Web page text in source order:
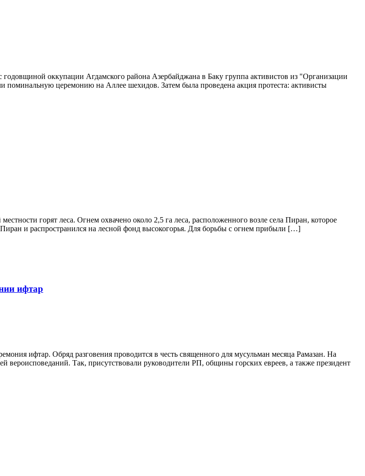
оккупации Агдамского района Азербайджана в Баку группа активистов из "Организации
церемонию на Аллее шехидов. Затем была проведена акция протеста: активисты
горят леса. Огнем охвачено около 2,5 га леса, расположенного возле села Пиран, которое
и распространился на лесной фонд высокогорья. Для борьбы с огнем прибыли […]
ифтар
ифтар. Обряд разговения проводится в честь священного для мусульман месяца Рамазан. На
Так, присутствовали руководители РП, общины горских евреев, а также президент